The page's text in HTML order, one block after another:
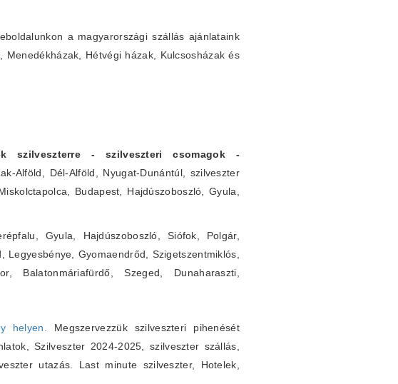
a magyarországi szállás ajánlataink
Hétvégi házak, Kulcsosházak és
szilveszterre - szilveszteri csomagok -
Alföld, Dél-Alföld, Nyugat-Dunántúl, szilveszter
Budapest, Hajdúszoboszló, Gyula,
Gyula, Hajdúszoboszló, Siófok, Polgár,
Legyesbénye, Gyomaendrőd, Szigetszentmiklós,
Balatonmáriafürdő, Szeged, Dunaharaszti,
helyen. Megszervezzük szilveszteri pihenését
Szilveszter 2024-2025, szilveszter szállás,
utazás. Last minute szilveszter, Hotelek,